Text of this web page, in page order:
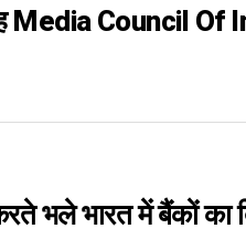
Media Council Of
भले भारत में बैंकों का